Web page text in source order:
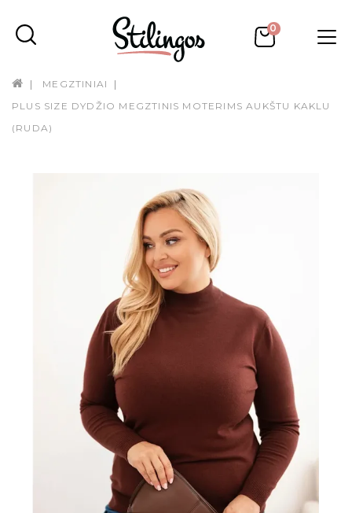
0
MEGZTINIAI
PLUS SIZE DYDŽIO MEGZTINIS MOTERIMS AUKŠTU KAKLU
(RUDA)